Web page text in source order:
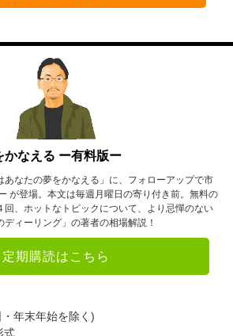
なえる ー有料版ー
あなたの夢をかなえる」に、フォローアップで市
が登場。本文は毎週月曜日の寄り付き前。無料の
回、ホットなトピックについて、より忌憚のない
ィーリング」の著者の相場解説！
定期購読はこちら
年末年始を除く)
式
8月 9月
11月
2月
5月 6月
8月 9月
11月 12月
2月